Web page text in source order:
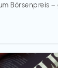
Börsenpreis –